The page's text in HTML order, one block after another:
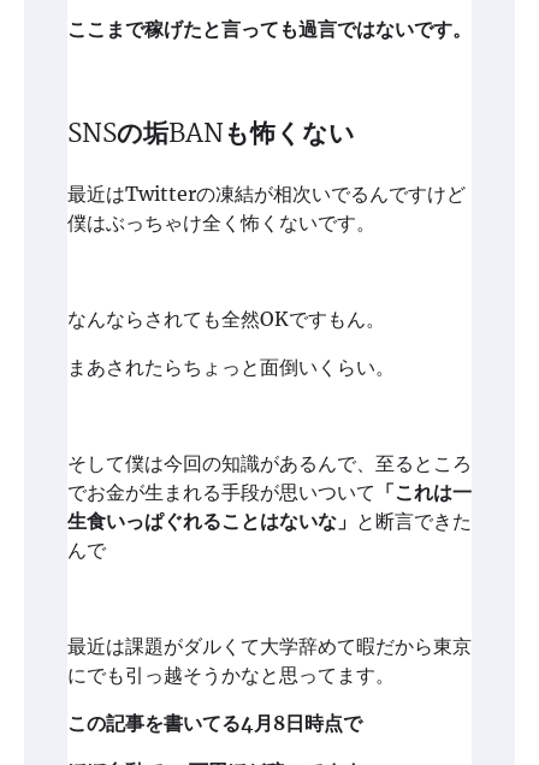
ここまで稼げたと言っても過言ではないです。
SNSの垢BANも怖くない
最近はTwitterの凍結が相次いでるんですけど
僕はぶっちゃけ全く怖くないです。
なんならされても全然OKですもん。
まあされたらちょっと面倒いくらい。
そして僕は今回の知識があるんで、至るところ
でお金が生まれる手段が思いついて 「これは一
生食いっぱぐれることはないな」 と断言できた
んで
最近は課題がダルくて大学辞めて暇だから東京
にでも引っ越そうかなと思ってます。
この記事を書いてる4月8日時点で